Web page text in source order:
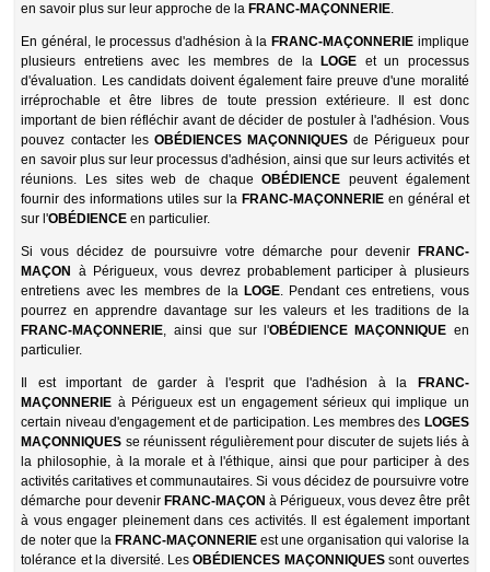
en savoir plus sur leur approche de la FRANC-MAÇONNERIE.
En général, le processus d'adhésion à la FRANC-MAÇONNERIE implique
plusieurs entretiens avec les membres de la
LOGE et un processus
d'évaluation. Les candidats doivent également faire preuve d'une moralité
irréprochable et être libres de toute pression extérieure. Il est donc
important de bien réfléchir avant de décider de postuler à l'adhésion. Vous
pouvez contacter les OBÉDIENCES MAÇONNIQUES de Périgueux pour
en savoir plus sur leur processus d'adhésion, ainsi que sur leurs activités et
réunions. Les sites web de chaqueOBÉDIENCE peuvent également
fournir des informations utiles sur la FRANC-MAÇONNERIE en général et
sur l'OBÉDIENCE en particulier.
Si vous décidez de poursuivre votre démarche pour devenir
FRANC-
MAÇON
à Périgueux, vous devrez probablement participer à plusieurs
entretiens avec les membres de la LOGE. Pendant ces entretiens, vous
pourrez en apprendre davantage sur les valeurs et les traditions de la
FRANC-MAÇONNERIE, ainsi que sur l'OBÉDIENCE MAÇONNIQUE en
particulier.
Il est important de garder à l'esprit que l'adhésion à la
FRANC-
MAÇONNERIE à Périgueux est un engagement sérieux qui implique un
certain niveau d'engagement et de participation. Les membres des LOGES
MAÇONNIQUES se réunissent régulièrement pour discuter de sujets liés à
la philosophie, à la morale et à l'éthique, ainsi que pour participer à des
activités caritatives et communautaires. Si vous décidez de poursuivre votre
démarche pour devenir FRANC-MAÇON à Périgueux, vous devez être prêt
à vous engager pleinement dans ces activités. Il est également important
de noter que la FRANC-MAÇONNERIEest une organisation qui valorise la
tolérance et la diversité. LesOBÉDIENCES MAÇONNIQUESsont ouvertes